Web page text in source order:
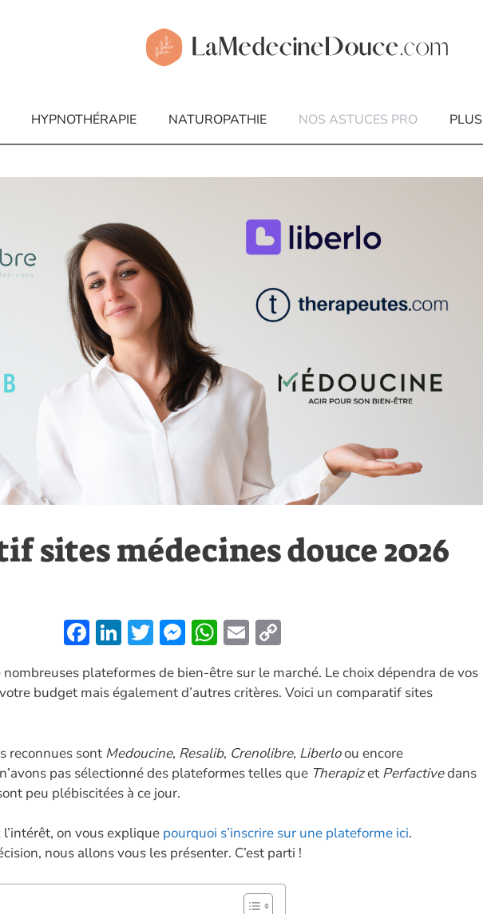
HYPNOTHÉRAPIE NATUROPATHIE NOS ASTUCES PRO PLUS
sites médecines douce 2026
F
e
b
o
k
Li
k
e
n
T
itt
er
M
se
n
er
W
at
s
p
p
E
ai
l
p
y
n
k
plateformes de bien-être sur le marché. Le choix dépendra de vos
budget mais également d’autres critères. Voici un comparatif sites
reconnues sont Medoucine, Resalib, Crenolibre, Liberloou encore
pas sélectionné des plateformes telles que Therapizet Perfactivedans
peu plébiscitées à ce jour.
on vous explique pourquoi s’inscrire sur une plateforme ici.
nous allons vous les présenter. C’est parti !